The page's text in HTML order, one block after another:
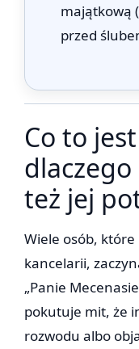
majątkową
przed
Co to
dlaczego
też jej
Wiele osób,
kancelarii,
„Panie
pokutuje mit, że
rozwodu albo